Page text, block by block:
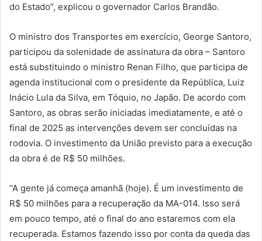
do Estado”, explicou o governador Carlos Brandão.
O ministro dos Transportes em exercício, George Santoro,
participou da solenidade de assinatura da obra – Santoro
está substituindo o ministro Renan Filho, que participa de
agenda institucional com o presidente da República, Luiz
Inácio Lula da Silva, em Tóquio, no Japão. De acordo com
Santoro, as obras serão iniciadas imediatamente, e até o
final de 2025 as intervenções devem ser concluídas na
rodovia. O investimento da União previsto para a execução
da obra é de R$ 50 milhões.
“A gente já começa amanhã (hoje). É um investimento de
R$ 50 milhões para a recuperação da MA-014. Isso será
em pouco tempo, até o final do ano estaremos com ela
recuperada. Estamos fazendo isso por conta da queda das